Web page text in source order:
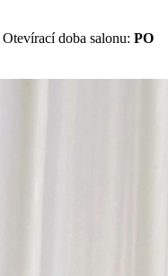
Otevírací doba salonu: PO